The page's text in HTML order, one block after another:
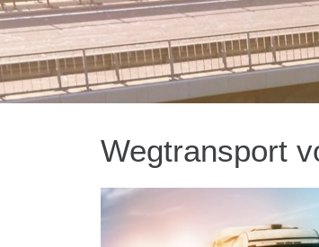
Wegtransport